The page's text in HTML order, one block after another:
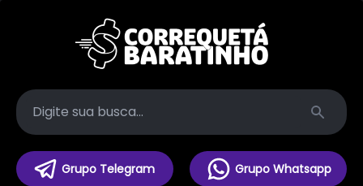
Search
Grupo Telegram Grupo Whatsapp